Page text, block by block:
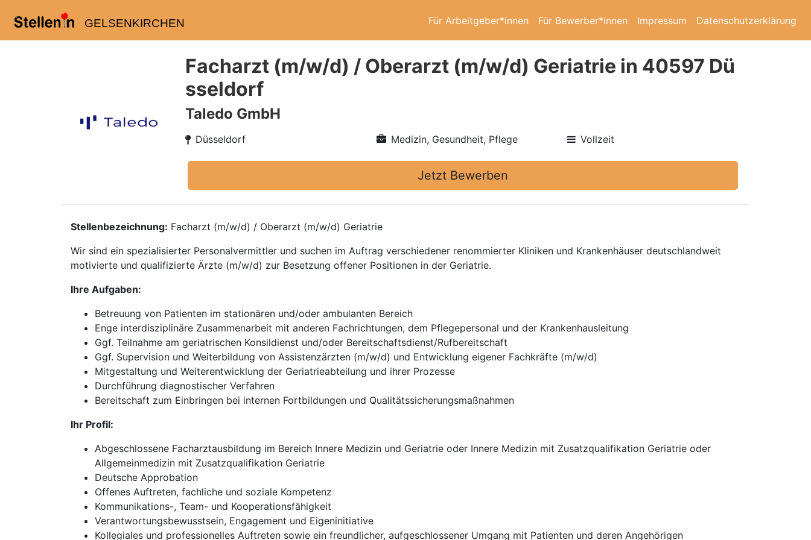
GELSENKIRCHEN Für Arbeitgeber*innen Für Bewerber*innen Impressum Datenschutzerklärung
Facharzt (m/w/d) / Oberarzt (m/w/d) Geriatrie in 40597 Dü
sseldorf
Taledo GmbH
Düsseldorf Medizin, Gesundheit, Pflege Vollzeit
Jetzt Bewerben
Stellenbezeichnung: Facharzt (m/w/d) / Oberarzt (m/w/d) Geriatrie
Wir sind ein spezialisierter Personalvermittler und suchen im Auftrag verschiedener renommierter Kliniken und Krankenhäuser deutschlandweit
motivierte und qualifizierte Ärzte (m/w/d) zur Besetzung offener Positionen in der Geriatrie.
Ihre Aufgaben:
Betreuung von Patienten im stationären und/oder ambulanten Bereich
Enge interdisziplinäre Zusammenarbeit mit anderen Fachrichtungen, dem Pflegepersonal und der Krankenhausleitung
Ggf. Teilnahme am geriatrischen Konsildienst und/oder Bereitschaftsdienst/Rufbereitschaft
Ggf. Supervision und Weiterbildung von Assistenzärzten (m/w/d) und Entwicklung eigener Fachkräfte (m/w/d)
Mitgestaltung und Weiterentwicklung der Geriatrieabteilung und ihrer Prozesse
Durchführung diagnostischer Verfahren
Bereitschaft zum Einbringen bei internen Fortbildungen und Qualitätssicherungsmaßnahmen
Ihr Profil:
Abgeschlossene Facharztausbildung im Bereich Innere Medizin und Geriatrie oder Innere Medizin mit Zusatzqualifikation Geriatrie oder
Allgemeinmedizin mit Zusatzqualifikation Geriatrie
Deutsche Approbation
Offenes Auftreten, fachliche und soziale Kompetenz
Kommunikations-, Team- und Kooperationsfähigkeit
Verantwortungsbewusstsein, Engagement und Eigeninitiative
Kollegiales und professionelles Auftreten sowie ein freundlicher, aufgeschlossener Umgang mit Patienten und deren Angehörigen